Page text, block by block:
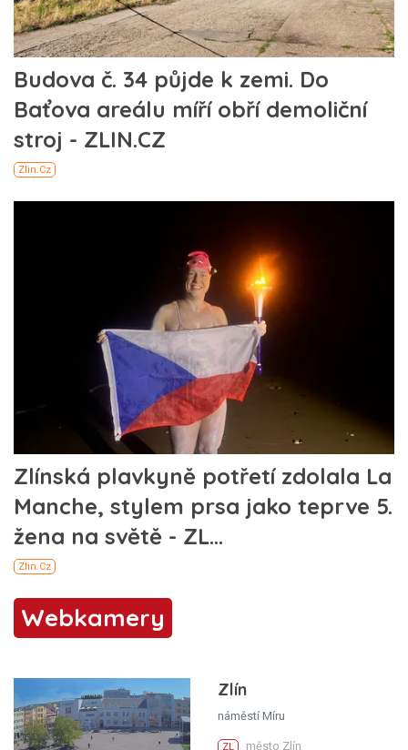
Webkamery
Zlín
náměstí Míru
ZL město Zlín